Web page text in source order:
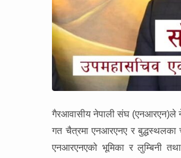
गैरआवासीय नेपाली संघ (एनआरएन)ले
गत चैत्रमा एनआरएनए र बुद्धस्थलका
एनआरएनएको भूमिका र लुम्बिनी